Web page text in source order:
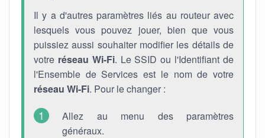
Il y a d'autres paramètres liés au routeur avec
lesquels vous pouvez jouer, bien que vous
puissiez aussi souhaiter modifier les détails de
votre réseau Wi-Fi. Le SSID ou l'Identifiant de
l'Ensemble de Services est le nom de votre
réseau Wi-Fi. Pour le changer :
Allez au menu des paramètres
généraux.